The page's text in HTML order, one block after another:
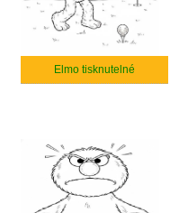
Elmo tisknutelné